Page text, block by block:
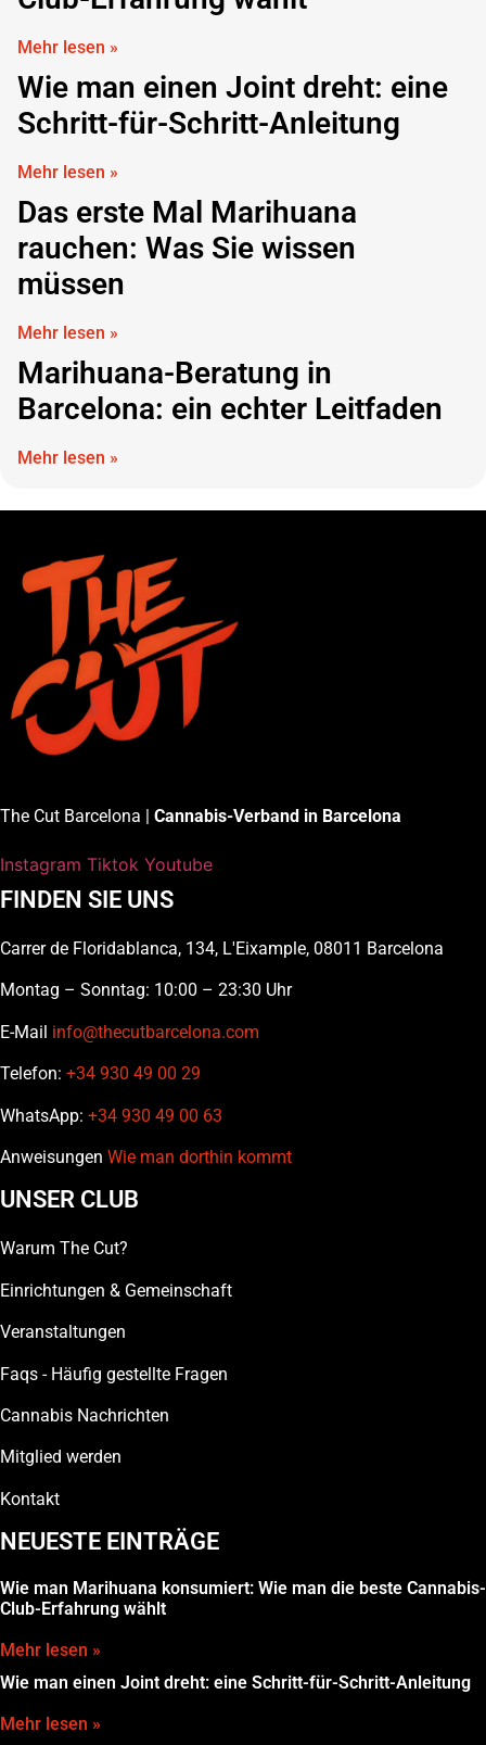
Mehr lesen »
Wie man einen Joint dreht: eine
Schritt-für-Schritt-Anleitung
Mehr lesen »
Das erste Mal Marihuana
rauchen: Was Sie wissen
müssen
Mehr lesen »
Marihuana-Beratung in
Barcelona: ein echter Leitfaden
Mehr lesen »
The Cut Barcelona | Cannabis-Verband in Barcelona
Instagram Tiktok Youtube
FINDEN SIE UNS
Carrer de Floridablanca, 134, L'Eixample, 08011 Barcelona
Montag – Sonntag: 10:00 – 23:30 Uhr
E-Mail info@thecutbarcelona.com
Telefon: +34 930 49 00 29
WhatsApp: +34 930 49 00 63
Anweisungen Wie man dorthin kommt
UNSER CLUB
Warum The Cut?
Einrichtungen & Gemeinschaft
Veranstaltungen
Faqs - Häufig gestellte Fragen
Cannabis Nachrichten
Mitglied werden
Kontakt
NEUESTE EINTRÄGE
Wie man Marihuana konsumiert: Wie man die beste Cannabis-
Club-Erfahrung wählt
Mehr lesen »
Wie man einen Joint dreht: eine Schritt-für-Schritt-Anleitung
Mehr lesen »